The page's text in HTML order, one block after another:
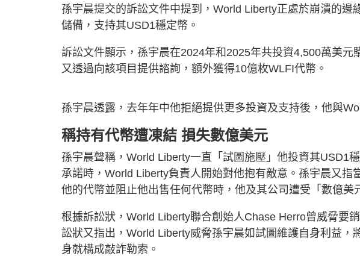
孫宇晨提交的訴訟文件中提到，World Liberty正處於崩潰的邊
儲備，支持其USD1穩定幣。
訴訟文件顯示，孫宇晨在2024年和2025年共投資4,500萬美元
又透過向該項目提供諮詢，額外獲得10億枚WLFI代幣。
孫宇晨透露，去年年中他拒絕提供更多投資及支持後，他與
稱持有代幣遭凍結 損失數億美元
孫宇晨聲稱，World Liberty一直「試圖施壓」他投資其USD1
承諾時，World Liberty負責人開始對他抱有敵意。孫宇晨又指
他的代幣並阻止他出售任何代幣時，他及其公司遭受「數億美
根據訴訟狀，World Liberty聯合創始人Chase Herro曾威脅要
訟狀又指出，World Liberty威脅孫宇晨如試圖維護自身利益，
身就構成敲詐勒索。